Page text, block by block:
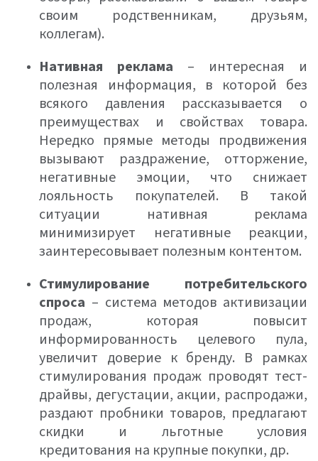
своим родственникам, друзьям,
коллегам).
Нативная реклама – интересная и
полезная информация, в которой без
всякого давления рассказывается о
преимуществах и свойствах товара.
Нередко прямые методы продвижения
вызывают раздражение, отторжение,
негативные эмоции, что снижает
лояльность покупателей. В такой
ситуации нативная реклама
минимизирует негативные реакции,
заинтересовывает полезным контентом.
Стимулирование потребительского
спроса – система методов активизации
продаж, которая повысит
информированность целевого пула,
увеличит доверие к бренду. В рамках
стимулирования продаж проводят тест-
драйвы, дегустации, акции, распродажи,
раздают пробники товаров, предлагают
скидки и льготные условия
кредитования на крупные покупки, др.